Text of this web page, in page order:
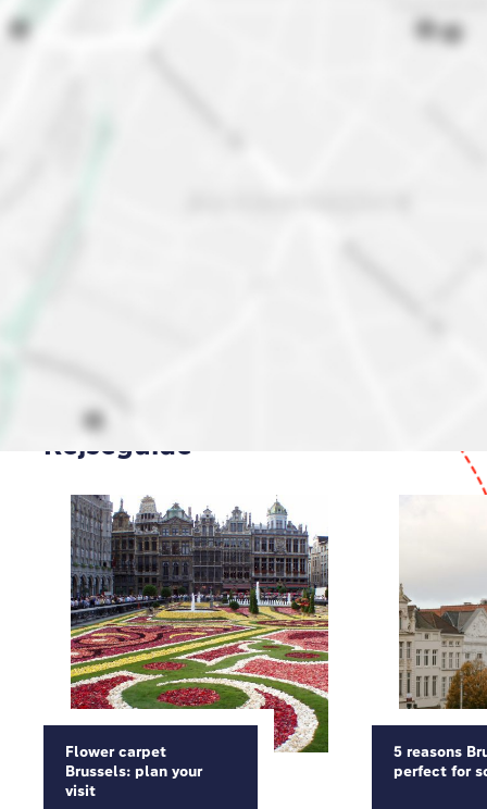
Belgien
Rejseguide
Flower carpet
Brussels: plan your
visit
5 reasons
perfect for